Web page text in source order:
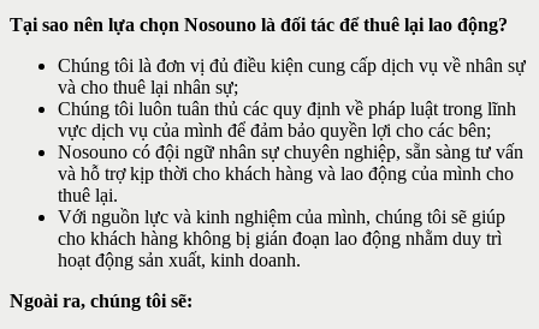
Tại sao nên lựa chọn Nosouno là đối tác để thuê lại lao động?
Chúng tôi là đơn vị đủ điều kiện cung cấp dịch vụ về nhân sự
và cho thuê lại nhân sự;
Chúng tôi luôn tuân thủ các quy định về pháp luật trong lĩnh
vực dịch vụ của mình để đảm bảo quyền lợi cho các bên;
Nosouno có đội ngữ nhân sự chuyên nghiệp, sẵn sàng tư vấn
và hỗ trợ kịp thời cho khách hàng và lao động của mình cho
thuê lại.
Với nguồn lực và kinh nghiệm của mình, chúng tôi sẽ giúp
cho khách hàng không bị gián đoạn lao động nhằm duy trì
hoạt động sản xuất, kinh doanh.
Ngoài ra, chúng tôi sẽ: